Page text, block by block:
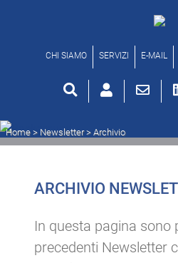
Archivio newsletter
CHI SIAMO SERVIZI E-MAIL
Home > Newsletter > Archivio
ARCHIVIO
In questa pagina sono
precedenti Newsletter